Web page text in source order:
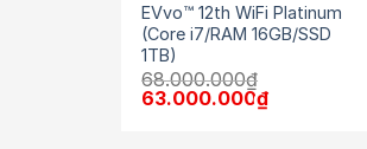
EVvo™ 12th WiFi Platinum
(Core i7/RAM 16GB/SSD
1TB)
68.000.000₫
Giá
63.000.000₫Giá